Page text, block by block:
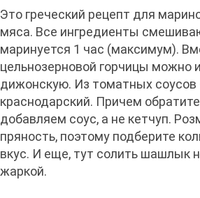
Это греческий рецепт для
мяса. Все ингредиенты
маринуется 1 час (максимум).
цельнозерновой горчицы можно
дижонскую. Из томатных
краснодарский. Причем
добавляем соус, а не кетчуп.
пряность, поэтому подберите
вкус. И еще, тут солить шашлык
жаркой.